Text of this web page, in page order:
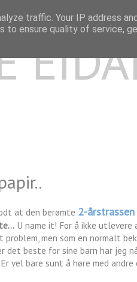
at den berømte 2-årstrassen
U name it! For å ikke utlevere
men som en normalt
det beste for sine barn har jeg
vel bare sunt å høre med andre
traffic. Your IP address
to ensure quality of service,